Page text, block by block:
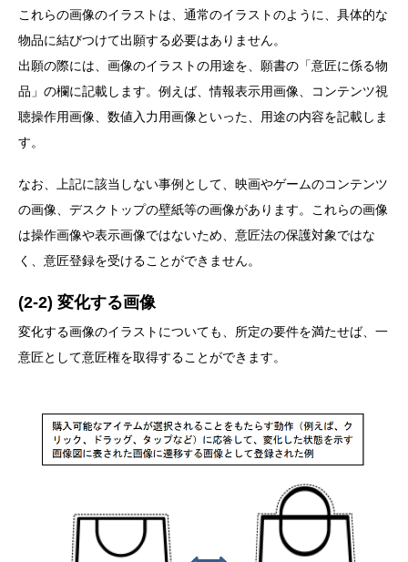
これらの画像のイラストは、通常のイラストのように、具体的な
物品に結びつけて出願する必要はありません。
出願の際には、画像のイラストの用途を、願書の「意匠に係る物
品」の欄に記載します。例えば、情報表示用画像、コンテンツ視
聴操作用画像、数値入力用画像といった、用途の内容を記載しま
す。
なお、上記に該当しない事例として、映画やゲームのコンテンツ
の画像、デスクトップの壁紙等の画像があります。これらの画像
は操作画像や表示画像ではないため、意匠法の保護対象ではな
く、意匠登録を受けることができません。
(2-2) 変化する画像
変化する画像のイラストについても、所定の要件を満たせば、一
意匠として意匠権を取得することができます。